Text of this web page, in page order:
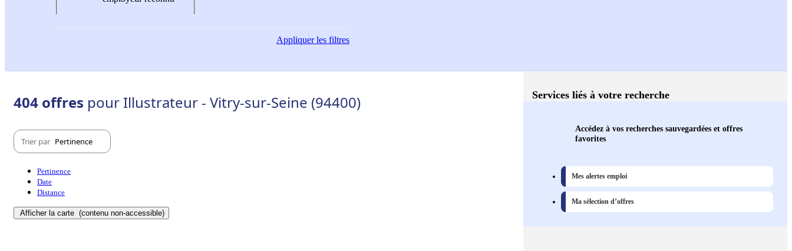
Appliquerles filtres
404 offres pour Illustrateur - Vitry-sur-Seine (94400)
Trier par Pertinence
Pertinence
Date
Distance
Afficher la carte (contenu non-accessible)
Services liés à votre recherche
Accédez à vos recherches sauvegardées et offres
favorites
Mes alertes emploi
Ma sélection d’offres